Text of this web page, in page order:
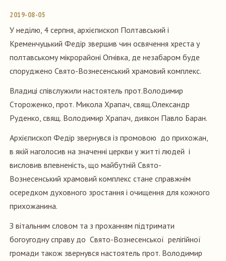
2019-08-05
У неділю, 4 серпня, архієпископ Полтавський і
Кременчуцький Федір звершив чин освячення хреста у
полтавському мікрорайоні Огнівка, де незабаром буде
споруджено Свято-Вознесенський храмовий комплекс.
Владиці співслужили настоятель прот.Володимир
Стороженко, прот. Микола Храпач, свящ.Олександр
Руденко, свящ. Володимир Храпач, диякон Павло Баран.
Архієпископ Федір звернувся із промовою до прихожан,
в якій наголосив на значенні церкви у житті людей і
висловив впевненість, що майбутній Свято-
Вознесенський храмовий комплекс стане справжнім
осередком духовного зростання і очищення для кожного
прихожанина.
З вітальним словом та з проханням підтримати
богоугодну справу до Свято-Вознесенської релігійної
громади також звернувся настоятель прот. Володимир